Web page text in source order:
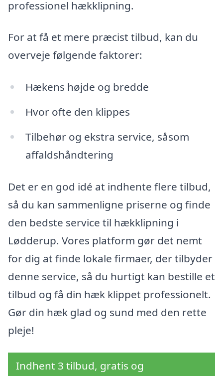
professionel hækklipning.
For at få et mere præcist tilbud, kan du
overveje følgende faktorer:
Hækens højde og bredde
Hvor ofte den klippes
Tilbehør og ekstra service, såsom
affaldshåndtering
Det er en god idé at indhente flere tilbud,
så du kan sammenligne priserne og finde
den bedste service til hækklipning i
Lødderup. Vores platform gør det nemt
for dig at finde lokale firmaer, der tilbyder
denne service, så du hurtigt kan bestille et
tilbud og få din hæk klippet professionelt.
Gør din hæk glad og sund med den rette
pleje!
Indhent 3 tilbud, gratis og